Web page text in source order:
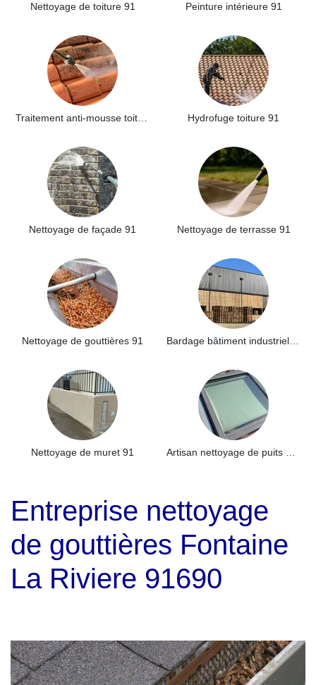
Nettoyage de toiture 91 Peinture intérieure 91
Hydrofuge toiture 91
Nettoyage de façade 91 Nettoyage de terrasse 91
Nettoyage de gouttières 91
Nettoyage de muret 91
Entreprise nettoyage
de gouttières Fontaine
La Riviere 91690